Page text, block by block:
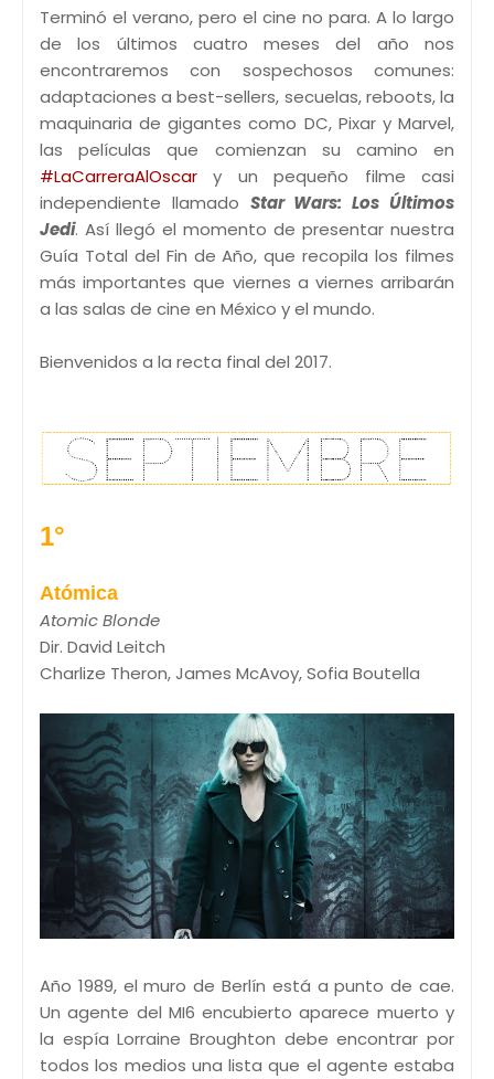
Terminó el verano, pero el cine no para. A lo largo
de los últimos cuatro meses del año nos
encontraremos con sospechosos comunes:
adaptaciones a best-sellers, secuelas, reboots, la
maquinaria de gigantes como DC, Pixar y Marvel,
las películas que comienzan su camino en
#LaCarreraAlOscar y un pequeño filme casi
independiente llamado Star Wars: Los Últimos
Jedi. Así llegó el momento de presentar nuestra
Guía Total del Fin de Año, que recopila los filmes
más importantes que viernes a viernes arribarán
a las salas de cine en México y el mundo.
Bienvenidos a la recta final del 2017.
1°
Atómica
Atomic Blonde
Dir. David Leitch
Charlize Theron, James McAvoy, Sofia Boutella
Año 1989, el muro de Berlín está a punto de cae.
Un agente del MI6 encubierto aparece muerto y
la espía Lorraine Broughton debe encontrar por
todos los medios una lista que el agente estaba